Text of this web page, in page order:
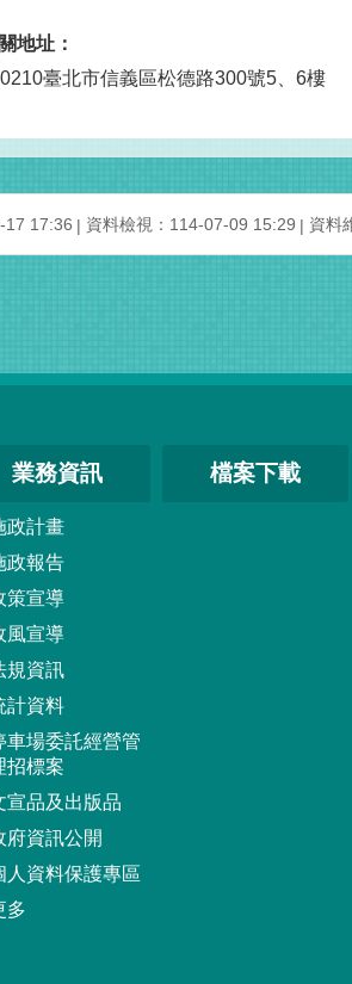
地址：
臺北市信義區松德路300號5、6樓
17 17:36 資料檢視：114-07-09 15:29 資料
業務資訊
政計畫
政報告
策宣導
風宣導
規資訊
計資料
車場委託經營管
招標案
宣品及出版品
府資訊公開
人資料保護專區
多
檔案下載